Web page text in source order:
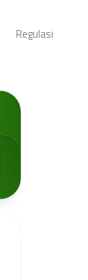
Regulasi